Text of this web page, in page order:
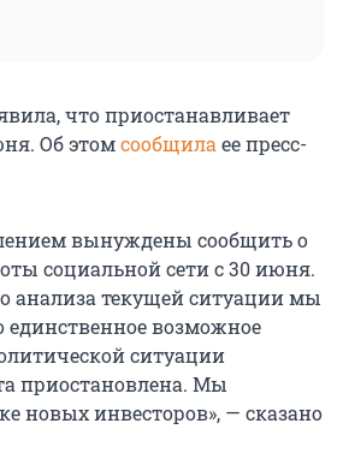
что приостанавливает
Об этомсообщила ее пресс-
вынуждены сообщить о
социальной сети с 30 июня.
анализа текущей ситуации мы
единственное возможное
ситуации
приостановлена. Мы
новых инвесторов», — сказано